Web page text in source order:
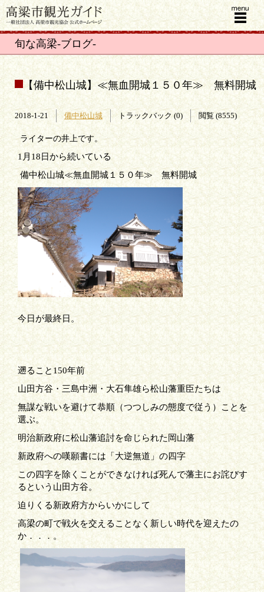
menu
旬な高梁-ブログ-
【備中松山城】≪無血開城１５０年≫ 無料開城
2018-1-21 備中松山城 トラックバック (0) 閲覧 (8555)
ライターの井上です。
1 月18 日から続いている
備中松山城≪無血開城１５０年≫ 無料開城
今日が最終日。
遡ること150年前
山田方谷・三島中洲・大石隼雄ら松山藩重臣たちは
無謀な戦いを避けて恭順（つつしみの態度で従う）ことを
選ぶ。
明治新政府に松山藩追討を命じられた岡山藩
新政府への嘆願書には「大逆無道」の四字
この四字を除くことができなければ死んで藩主にお詫びす
るという山田方谷。
迫りくる新政府方からいかにして
高梁の町で戦火を交えることなく新しい時代を迎えたの
か．．．。